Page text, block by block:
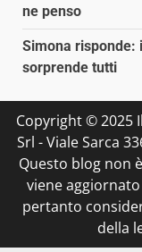
ne penso
Simona risponde:
sorprende tutti
Copyright © 2025
Srl - Viale Sarca
Questo blog non
viene
pertanto
della